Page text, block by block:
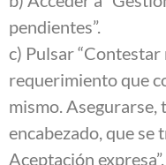
pendientes”.
c) Pulsar
requerimiento que
mismo. Asegurarse,
encabezado, que se
Aceptación